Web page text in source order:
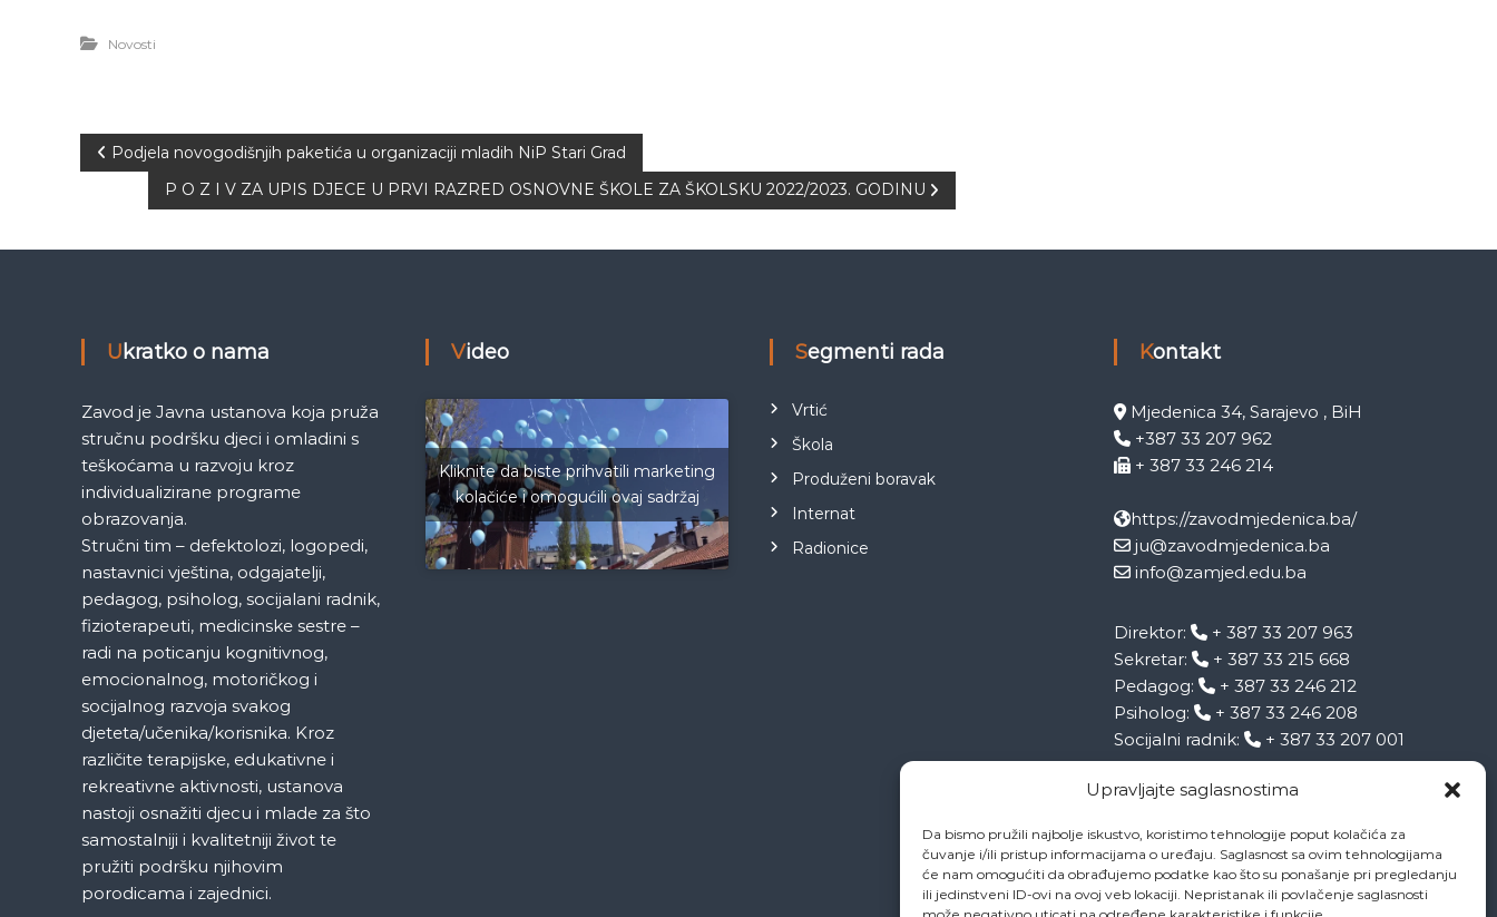
Upravljajte saglasnostima
Da bismo pružili najbolje iskustvo, koristimo tehnologije poput kolačića za
čuvanje i/ili pristup informacijama o uređaju. Saglasnost sa ovim tehnologijama
će nam omogućiti da obrađujemo podatke kao što su ponašanje pri pregledanju
ili jedinstveni ID-ovi na ovoj veb lokaciji. Nepristanak ili povlačenje saglasnosti
Novosti
N
v
g
a
c
i
j
a
č
l
a
n
a
Podjela novogodišnjih paketića u organizaciji mladih NiP Stari Grad
P O Z I V ZA UPIS DJECE U PRVI RAZRED OSNOVNE ŠKOLE ZA ŠKOLSKU 2022/2023. GODINU
Ukratko o nama
Zavod je Javna ustanova koja pruža
stručnu podršku djeci i omladini s
teškoćama u razvoju kroz
individualizirane programe
obrazovanja.
Stručni tim – defektolozi, logopedi,
nastavnici vještina, odgajatelji,
pedagog, psiholog, socijalani radnik,
fizioterapeuti, medicinske sestre –
radi na poticanju kognitivnog,
emocionalnog, motoričkog i
socijalnog razvoja svakog
djeteta/učenika/korisnika. Kroz
različite terapijske, edukativne i
rekreativne aktivnosti, ustanova
nastoji osnažiti djecu i mlade za što
samostalniji i kvalitetniji život te
pružiti podršku njihovim
porodicama i zajednici.
Video
Kliknite da biste prihvatili marketing
kolačiće i omogućili ovaj sadržaj
Segmenti rada
Vrtić
Škola
Produženi boravak
Internat
Radionice
Kontakt
Mjedenica 34, Sarajevo , BiH
+387 33 207 962
+ 387 33 246 214
https://zavodmjedenica.ba/
ju@zavodmjedenica.ba
info@zamjed.edu.ba
Direktor:
+ 387 33 207 963
Sekretar:
+ 387 33 215 668
Pedagog:
+ 387 33 246 212
Psiholog:
+ 387 33 246 208
Socijalni radnik:
+ 387 33 207 001